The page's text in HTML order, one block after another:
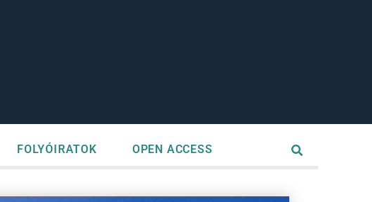
FOLYÓIRATOK OPEN ACCESS